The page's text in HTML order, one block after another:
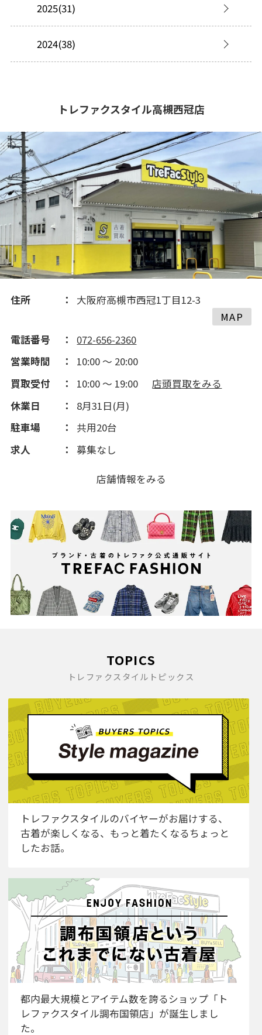
2025(31)
2024(38)
トレファクスタイル高槻西冠店
住所
大阪府高槻市西冠1丁目12-3
MAP
電話番号
072-656-2360
営業時間
10:00 ～ 20:00
買取受付
10:00 ～ 19:00
店頭買取をみる
休業日
8月31日(月)
駐車場
共用20台
求人
募集なし
店舗情報をみる
TOPICS
トレファクスタイルトピックス
トレファクスタイルのバイヤーがお届けする、
古着が楽しくなる、もっと着たくなるちょっと
したお話。
都内最大規模とアイテム数を誇るショップ「ト
レファクスタイル調布国領店」が誕生しまし
た。